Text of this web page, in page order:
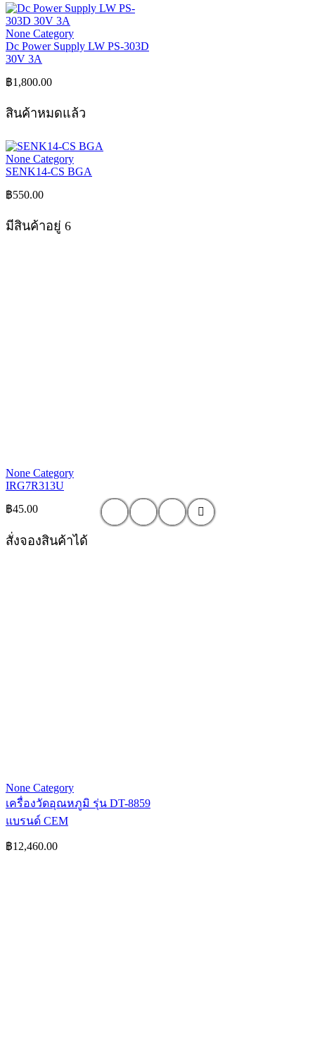
None Category
Dc Power Supply LW PS-303D
30V 3A
฿1,800.00
สินค้าหมดแล้ว
None Category
SENK14-CS BGA
฿550.00
มีสินค้าอยู่ 6
None Category
IRG7R313U
฿45.00
สั่งจองสินค้าได้
None Category
เครื่องวัดอุณหภูมิ รุ่น DT-8859
แบรนด์ CEM
฿12,460.00